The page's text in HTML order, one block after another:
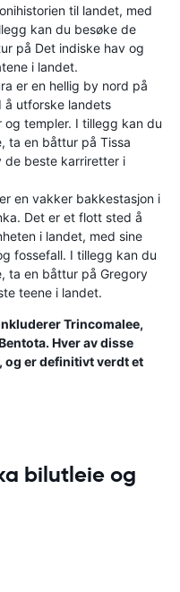
til landet, med
kan du besøke de
på Det indiske hav og
i landet.
er en hellig by nord på
å utforske landets
og templer. I tillegg kan du
ta en båttur på Tissa
de beste karriretter i
en vakker bakkestasjon i
Det er et flott sted å
i landet, med sine
fossefall. I tillegg kan du
ta en båttur på Gregory
teene i landet.
Trincomalee,
Hver av disse
og er definitivt verdt et
bilutleie og